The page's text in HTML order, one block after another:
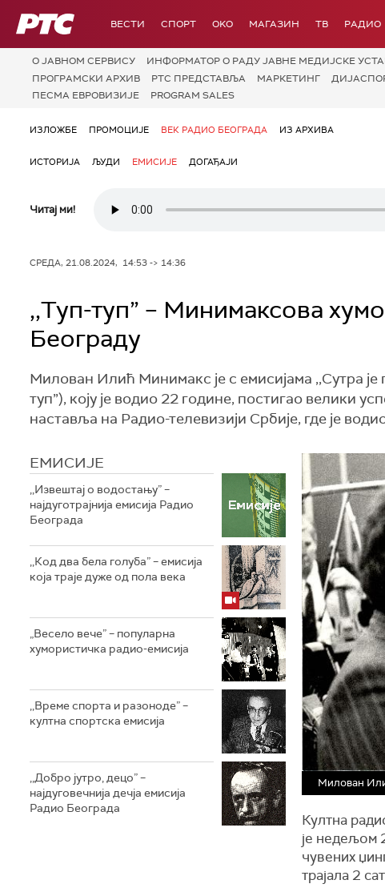
РТС ВЕСТИ СПОРТ OKO МАГАЗИН ТВ РАДИО
О JАВНОМ СЕРВИСУ ИНФОРМАТОР О РАДУ ЈАВНЕ МЕДИЈСКЕ
ПРОГРАМСКИ АРХИВ
РТС ПРЕДСТАВЉА МАРКЕТИНГ
ПЕСМА ЕВРОВИЗИЈЕ
PROGRAM SALES
ИЗЛОЖБЕ ПРОМОЦИЈЕ ВЕК РАДИО БЕОГРАДА ИЗ АРХИВА
ИСТОРИЈА ЉУДИ ЕМИСИЈЕ ДОГАЂАЈИ
Читај ми!
СРЕДА, 21.08.2024, 14:53 -> 14:36
,,Туп-туп” – Минимаксова
Београду
Милован Илић Минимакс је с емисијама ,,Сутра је
туп”), коју је водио 22 године, постигао велики
наставља на Радио-телевизији Србије, где је
ЕМИСИЈЕ
,,Извештај о водостању” –
најдуготрајнија емисија Радио
Београда
,,Код два бела голуба” – емисија
која траје дуже од пола века
„Весело вече” – популарна
хумористичка радио-емисија
,,Време спорта и разоноде” –
култна спортска емисија
,,Добро јутро, децо” –
најдуговечнија дечја емисија
Радио Београда
Милован
Култна
је недељом
чувених
трајала 2